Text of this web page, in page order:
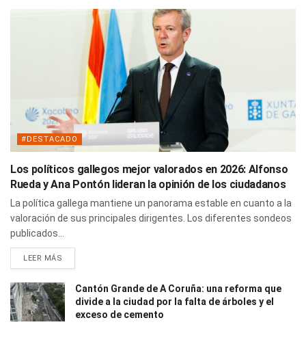
#DESTACADO
Los políticos gallegos mejor valorados en 2026: Alfonso
Rueda y Ana Pontón lideran la opinión de los ciudadanos
La política gallega mantiene un panorama estable en cuanto a la
valoración de sus principales dirigentes. Los diferentes sondeos
publicados...
LEER MÁS
Cantón Grande de A Coruña: una reforma que
divide a la ciudad por la falta de árboles y el
exceso de cemento